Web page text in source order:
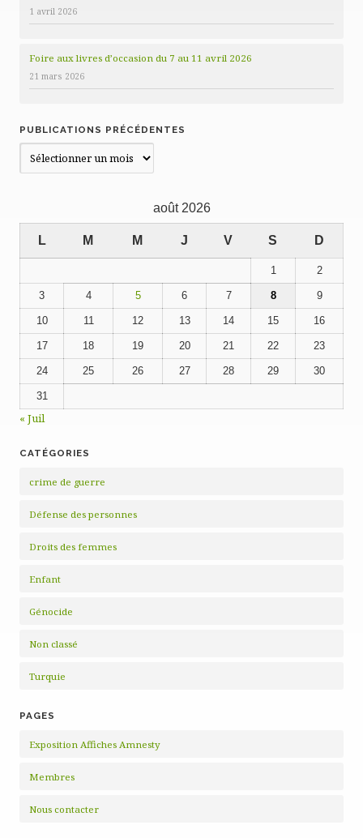
1 avril 2026
Foire aux livres d’occasion du 7 au 11 avril 2026
21 mars 2026
PUBLICATIONS PRÉCÉDENTES
Publications
août 2026
L M M J V S D
1 2
3 4 5 6 7 8 9
10 11 12 13 14 15 16
17 18 19 20 21 22 23
24 25 26 27 28 29 30
31
« Juil
CATÉGORIES
crime de guerre
Défense des personnes
Droits des femmes
Enfant
Génocide
Non classé
Turquie
PAGES
Exposition Affiches Amnesty
Membres
Nous contacter